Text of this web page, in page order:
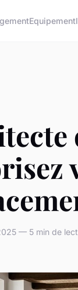
Equipement
— 5 min de